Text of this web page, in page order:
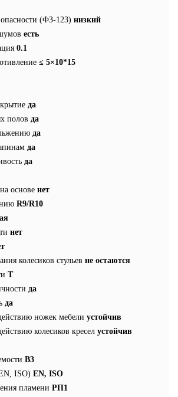
(ФЗ-123) низкий
есть
0.1
≤ 5×10*15
да
полов да
да
да
да
основе нет
R9/R10
нет
колесиков стульев не остаются
T
да
да
ножек мебели устойчив
колесиков кресел устойчив
В3
ISO) EN, ISO
пламени РП1